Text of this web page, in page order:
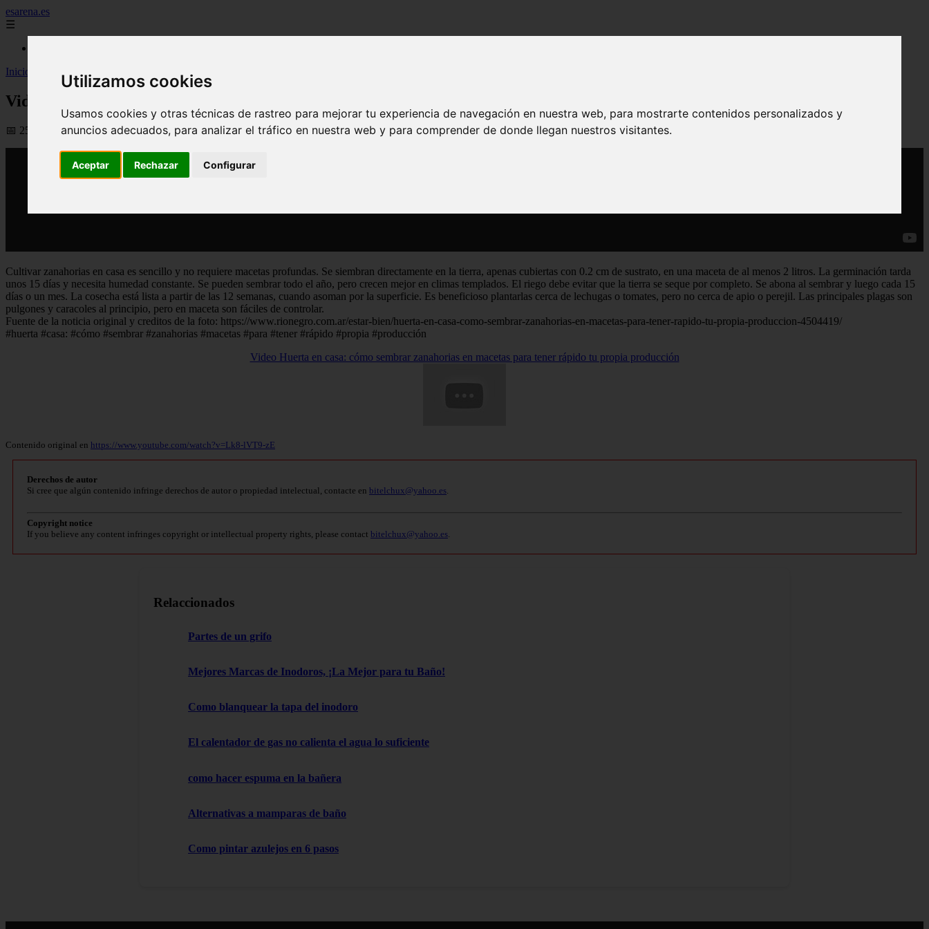
Utilizamos cookies
Usamos cookies y otras técnicas de rastreo para mejorar tu experiencia de navegación en nuestra web, para mostrarte contenidos personalizados y
anuncios adecuados, para analizar el tráfico en nuestra web y para comprender de donde llegan nuestros visitantes.
Aceptar Rechazar Configurar
esarena.es
☰
Inicio
yt-plantas > Video Huerta en casa: cómo sembrar zanahorias en macetas para tener rápido tu propia producción
Video Huerta en casa: cómo sembrar zanahorias en macetas para tener rápido tu propia producción
📅 25/03/2026
Cultivar zanahorias en casa es sencillo y no requiere macetas profundas. Se siembran directamente en la tierra, apenas cubiertas con 0.2 cm de sustrato, en una maceta de al menos 2 litros. La germinación tarda
unos 15 días y necesita humedad constante. Se pueden sembrar todo el año, pero crecen mejor en climas templados. El riego debe evitar que la tierra se seque por completo. Se abona al sembrar y luego cada 15
días o un mes. La cosecha está lista a partir de las 12 semanas, cuando asoman por la superficie. Es beneficioso plantarlas cerca de lechugas o tomates, pero no cerca de apio o perejil. Las principales plagas son
pulgones y caracoles al principio, pero en maceta son fáciles de controlar.
Fuente de la noticia original y creditos de la foto: https://www.rionegro.com.ar/estar-bien/huerta-en-casa-como-sembrar-zanahorias-en-macetas-para-tener-rapido-tu-propia-produccion-4504419/
#huerta #casa: #cómo #sembrar #zanahorias #macetas #para #tener #rápido #propia #producción
Video Huerta en casa: cómo sembrar zanahorias en macetas para tener rápido tu propia producción
Contenido original en https://www.youtube.com/watch?v=Lk8-lVT9-zE
Derechos de autor
Si cree que algún contenido infringe derechos de autor o propiedad intelectual, contacte en bitelchux@yahoo.es.
Copyright notice
If you believe any content infringes copyright or intellectual property rights, please contact bitelchux@yahoo.es.
Relaccionados
Partes de un grifo
Mejores Marcas de Inodoros, ¡La Mejor para tu Baño!
Como blanquear la tapa del inodoro
El calentador de gas no calienta el agua lo suficiente
como hacer espuma en la bañera
Alternativas a mamparas de baño
Como pintar azulejos en 6 pasos